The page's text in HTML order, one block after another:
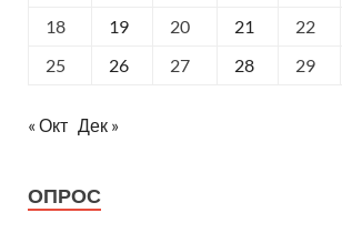
18
19 20 21 22
25
26 27 28 29
« Окт Дек »
ОПРОС